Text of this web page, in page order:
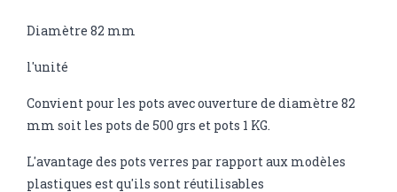
Diamètre 82 mm
l'unité
Convient pour les pots avec ouverture de diamètre 82
mm soit les pots de 500 grs et pots 1 KG.
L'avantage des pots verres par rapport aux modèles
plastiques est qu'ils sont réutilisables